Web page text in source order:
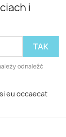
i
odnaleźć
eu occaecat